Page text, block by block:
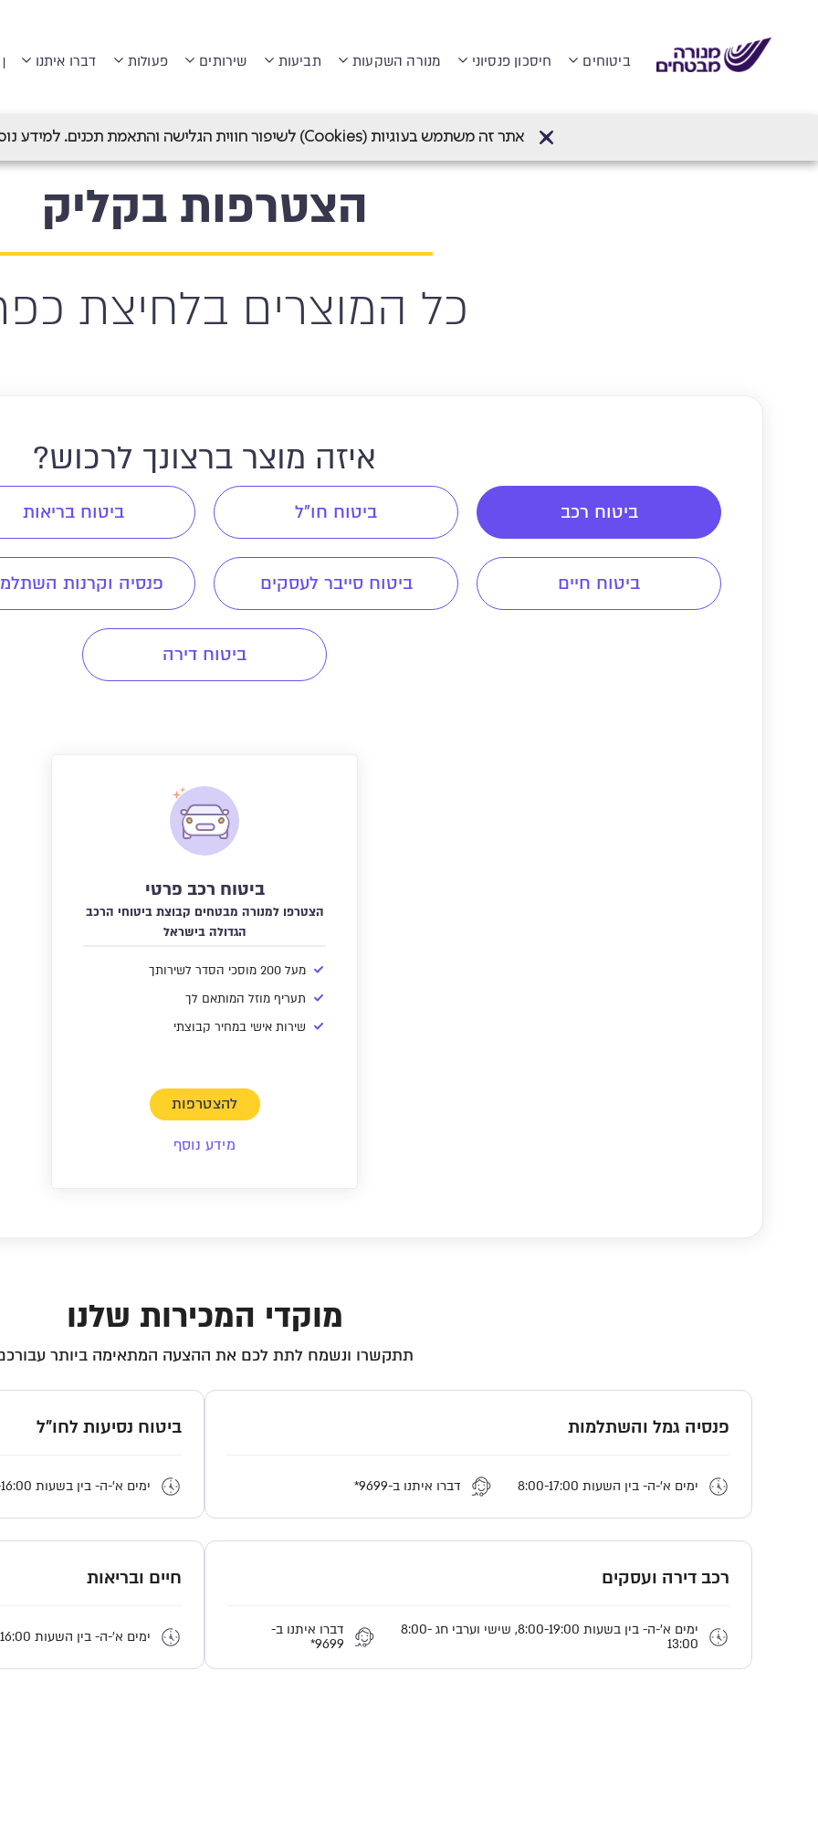
ביטוחים חיסכון פנסיוני מנורה השקעות תביעות שירותים פעולות דברו איתנו |
אתר זה משתמש בעוגיות (Cookies) לשיפור חווית הגלישה והתאמת תכנים. למידע נוסף ראההצטרפות בקליק
הצטרפות בקליק
כל המוצרים בלחיצת
איזה מוצר ברצונך לרכוש?
ביטוח רכב ביטוח חו"ל ביטוח בריאות
ביטוח חיים ביטוח סייבר לעסקים פנסיה וקרנות
ביטוח דירה
ביטוח רכב פרטי
הצטרפו למנורה מבטחים קבוצת ביטוחי הרכב
הגדולה בישראל
מעל 200 מוסכי הסדר לשירותך
תעריף מוזל המותאם לך
שירות אישי במחיר קבוצתי
להצטרפות
מידע נוסף
מוקדי המכירות שלנו
תתקשרו ונשמח לתת לכם את ההצעה המתאימה ביותר
פנסיה גמל והשתלמות
ימים א'-ה- בין השעות 8:00-17:00 דברו איתנו ב-*9699
ביטוח נסיעות לחו"ל
ימים א'-ה- בין בשעות 8:00-16:00
רכב דירה ועסקים
ימים א'-ה- בין בשעות 8:00-19:00, שישי וערבי חג 8:00-
13:00
דברו איתנו ב-
*9699
חיים ובריאות
ימים א'-ה- בין השעות 8:00-16:00